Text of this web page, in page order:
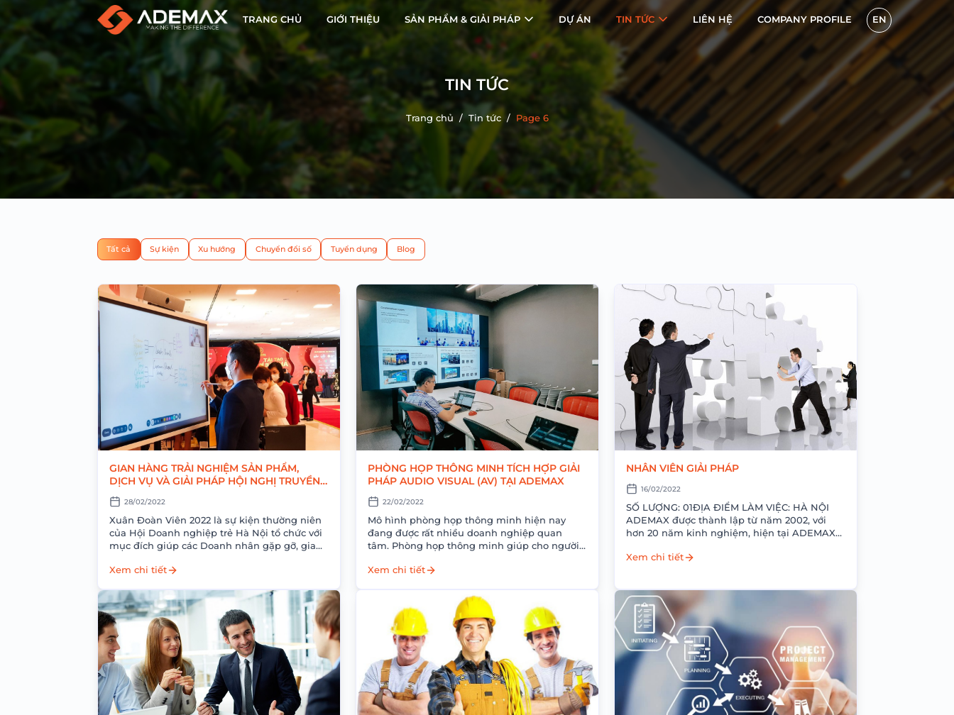
TRANG CHỦ GIỚI THIỆU SẢN PHẨM & GIẢI PHÁP DỰ ÁN TIN TỨC LIÊN HỆ COMPANY PROFILE EN
TIN TỨC
Trang chủ / Tin tức / Page 6
Tất cả Sự kiện Xu hướng Chuyển đổi số Tuyển dụng Blog
GIAN HÀNG TRẢI NGHIỆM SẢN PHẨM,
DỊCH VỤ VÀ GIẢI PHÁP HỘI NGHỊ TRUYỀN
HÌNH CỦA ADEMAX
28/02/2022
Xuân Đoàn Viên 2022 là sự kiện thường niên
của Hội Doanh nghiệp trẻ Hà Nội tổ chức với
mục đích giúp các Doanh nhân gặp gỡ, giao
Xem chi tiết
PHÒNG HỌP THÔNG MINH TÍCH HỢP GIẢI
PHÁP AUDIO VISUAL (AV) TẠI ADEMAX
22/02/2022
Mô hình phòng họp thông minh hiện nay
đang được rất nhiều doanh nghiệp quan
tâm. Phòng họp thông minh giúp cho người
Xem chi tiết
NHÂN VIÊN GIẢI PHÁP
16/02/2022
SỐ LƯỢNG: 01ĐỊA ĐIỂM LÀM VIỆC: HÀ NỘI
ADEMAX được thành lập từ năm 2002, với
hơn 20 năm kinh nghiệm, hiện tại ADEMAX
Xem chi tiết